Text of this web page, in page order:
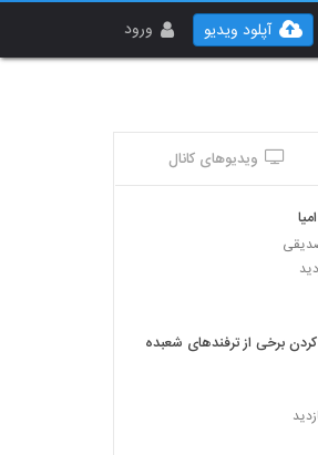
ورود آپلود ویدیو
ویدیوهای کانال
برخی از ترفند‌های شعبده